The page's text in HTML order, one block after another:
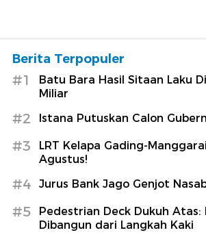
Berita Terpopuler
#1
Batu Bara Hasil Sitaan Laku
Miliar
#2 Istana Putuskan Calon
#3
LRT Kelapa Gading-
Agustus!
#4 Jurus Bank Jago Genjot
#5
Pedestrian Deck Dukuh
Dibangun dari Langkah Kaki